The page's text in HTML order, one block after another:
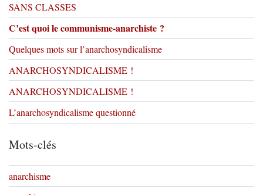
SANS CLASSES
C’est quoi le communisme-anarchiste ?
Quelques mots sur l’anarchosyndicalisme
ANARCHOSYNDICALISME !
ANARCHOSYNDICALISME !
L’anarchosyndicalisme questionné
Mots-clés
anarchisme